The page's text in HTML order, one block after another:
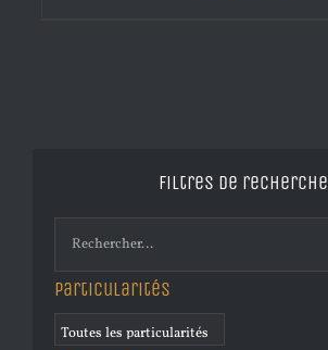
Filtres de recherche
Particularités